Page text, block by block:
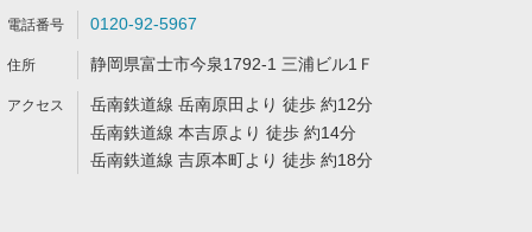
0120-92-5967
静岡県富士市今泉1792-1 三浦ビル1Ｆ
岳南鉄道線 岳南原田より 徒歩 約12分
岳南鉄道線 本吉原より 徒歩 約14分
岳南鉄道線 吉原本町より 徒歩 約18分